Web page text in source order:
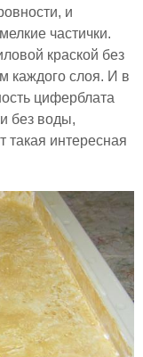
и
частички.
краской без
каждого слоя. И в
циферблата
без воды,
такая интересная